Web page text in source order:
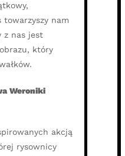
towarzyszy nam
z nas jest
który
Weroniki
akcją
rysownicy